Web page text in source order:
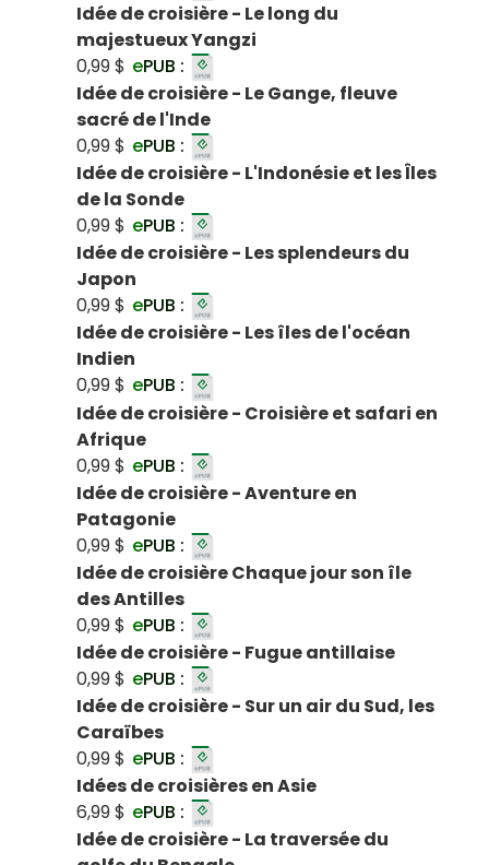
Idée de croisière - Le long du
majestueux Yangzi
0,99 $ ePUB :
Idée de croisière - Le Gange, fleuve
sacré de l'Inde
0,99 $ ePUB :
Idée de croisière - L'Indonésie et les Îles
de la Sonde
0,99 $ ePUB :
Idée de croisière - Les splendeurs du
Japon
0,99 $ ePUB :
Idée de croisière - Les îles de l'océan
Indien
0,99 $ ePUB :
Idée de croisière - Croisière et safari en
Afrique
0,99 $ ePUB :
Idée de croisière - Aventure en
Patagonie
0,99 $ ePUB :
Idée de croisière Chaque jour son île
des Antilles
0,99 $ ePUB :
Idée de croisière - Fugue antillaise
0,99 $ ePUB :
Idée de croisière - Sur un air du Sud, les
Caraïbes
0,99 $ ePUB :
Idées de croisières en Asie
6,99 $ ePUB :
Idée de croisière - La traversée du